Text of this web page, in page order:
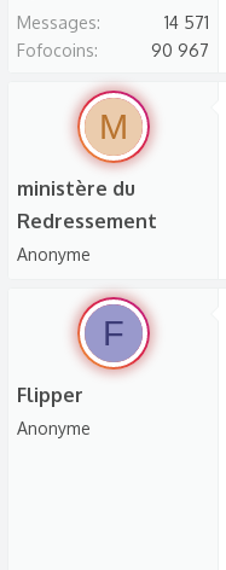
Messages
14 571
Fofocoins
90 967
M
ministère du
Redressement
Anonyme
F
Flipper
Anonyme